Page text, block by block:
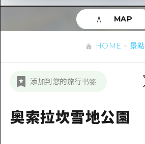
購物
運動
夜晚生活
標準
答對了
宮島周邊
短途旅行
答對了
美北
東山口
有用的信息
列表
超值遊覽門票
新聞
HOME 景點
添加到您的旅行书签
奧索拉坎雪地公園
MAP